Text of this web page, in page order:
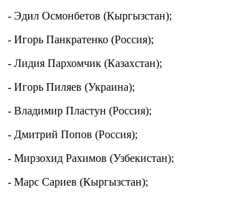
- Эдил Осмонбетов (Кыргызстан);
- Игорь Панкратенко (Россия);
- Лидия Пархомчик (Казахстан);
- Игорь Пиляев (Украина);
- Владимир Пластун (Россия);
- Дмитрий Попов (Россия);
- Мирзохид Рахимов (Узбекистан);
- Марс Сариев (Кыргызстан);